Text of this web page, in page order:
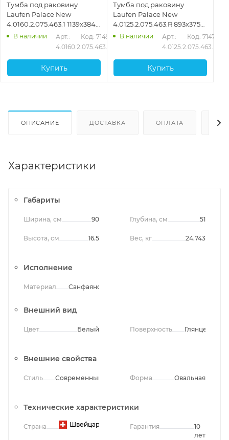
Тумба под раковину
Laufen Palace New
4.0160.2.075.463.1 1139х384
мм, белый
В наличии
Арт.:
4.0160.2.075.463.1
Код: 71493
Купить
Тумба под раковину
Laufen Palace New
4.0125.2.075.463.R 893х375
мм, белый
В наличии
Арт.:
4.0125.2.075.463.R
Код: 71479
Купить
ОПИСАНИЕ ДОСТАВКА ОПЛАТА
Характеристики
Габариты
Ширина, см 90
Высота, см 16.5
Глубина, см 51
Вес, кг 24.743
Исполнение
Материал Санфаянс
Внешний вид
Цвет Белый Поверхность Глянцевая
Внешние свойства
Стиль Современный Форма Овальная
Технические характеристики
Страна Швейцария Гарантия
10
лет